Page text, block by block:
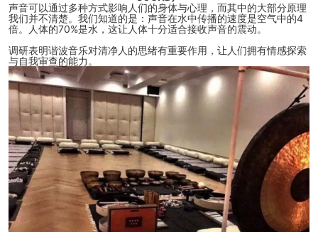
声音可以通过多种方式影响人们的身体与心理，而其中的大部分原理
我们并不清楚。我们知道的是：声音在水中传播的速度是空气中的4
倍。人体的70%是水，这让人体十分适合接收声音的震动。
调研表明谐波音乐对清净人的思绪有重要作用，让人们拥有情感探索
与自我审查的能力。